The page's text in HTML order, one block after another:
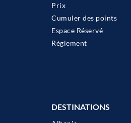
Prix
Cumuler des points
Espace Réservé
Règlement
DESTINATIONS